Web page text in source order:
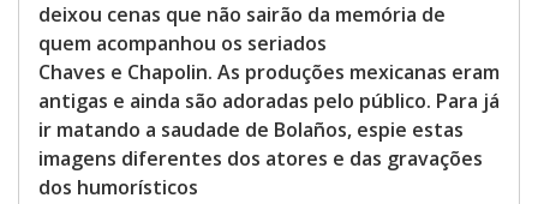
deixou cenas que não sairão da memória de
quem acompanhou os seriados
Chaves e Chapolin. As produções mexicanas eram
antigas e ainda são adoradas pelo público. Para já
ir matando a saudade de Bolaños, espie estas
imagens diferentes dos atores e das gravações
dos humorísticos